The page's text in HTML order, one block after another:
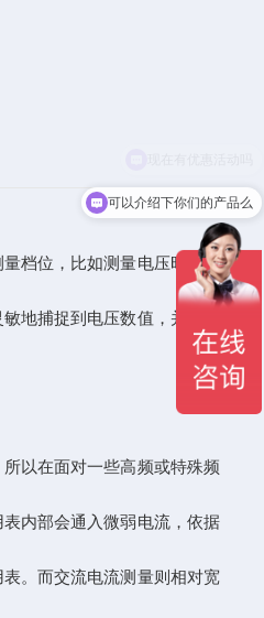
可以介绍下你们的产品么
档位，比如测量电压时，若
地捕捉到电压数值，并在显
以在面对一些高频或特殊频
内部会通入微弱电流，依据
。而交流电流测量则相对宽